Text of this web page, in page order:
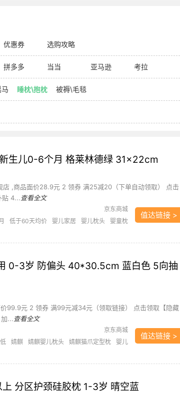
优惠券 选购攻略
拼多多 当当 亚马逊 考拉
睡枕\抱枕 被褥\毛毯
生儿0-6个月 格莱林德绿 31×22cm
店 ,商品面价28.9元 2 领券 满25减20（下单自动领取） 点击
贴 4... 查看全文
京东商城
低于60天均价 婴儿家居 婴儿枕头
婴童枕
值达链接 >
0-3岁 防偏头 40*30.5cm 蓝白色 5向抽
99.9元 2 领券 满99元减34元（领取链接） 点击领取【隐藏
... 查看全文
京东商城
婧麒 婧麒婴儿枕头 婧麒猫爪定型枕
婴儿
值达链接 >
分区护颈硅胶枕 1-3岁 晴空蓝